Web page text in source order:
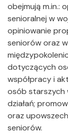
obejmują m.in.:
senioralnej w
opiniowanie
seniorów oraz
dotyczących
współpracy i
osób starszych
działań;
oraz
seniorów.